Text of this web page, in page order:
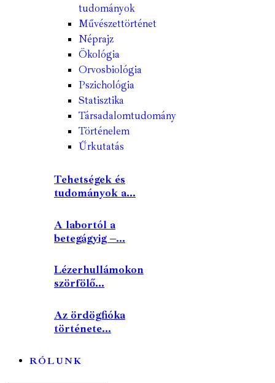
tudományok
Művészettörténet
Néprajz
Ökológia
Orvosbiológia
Pszichológia
Statisztika
Társadalomtudomány
Történelem
Űrkutatás
Tehetségek és
tudományok a...
A labortól a
betegágyig –...
Lézerhullámokon
szörfölő...
Az ördögfióka
története...
RÓLUNK